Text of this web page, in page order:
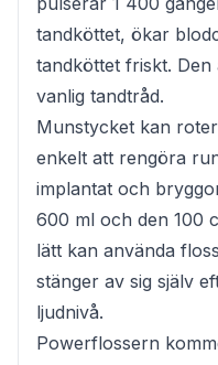
tandköttet, ökar
tandköttet friskt.
vanlig tandtråd.
Munstycket kan
enkelt att rengöra
implantat och
600 ml och den 100
lätt kan använda
stänger av sig själv
ljudnivå.
Powerflossern